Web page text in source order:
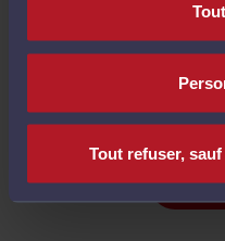
Tout refuser,
DEVIS
Rédaction d'un CDI
DEVIS